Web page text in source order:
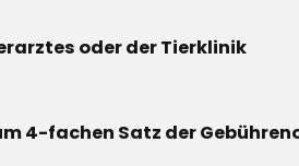
oder der Tierklinik
4-fachen Satz der